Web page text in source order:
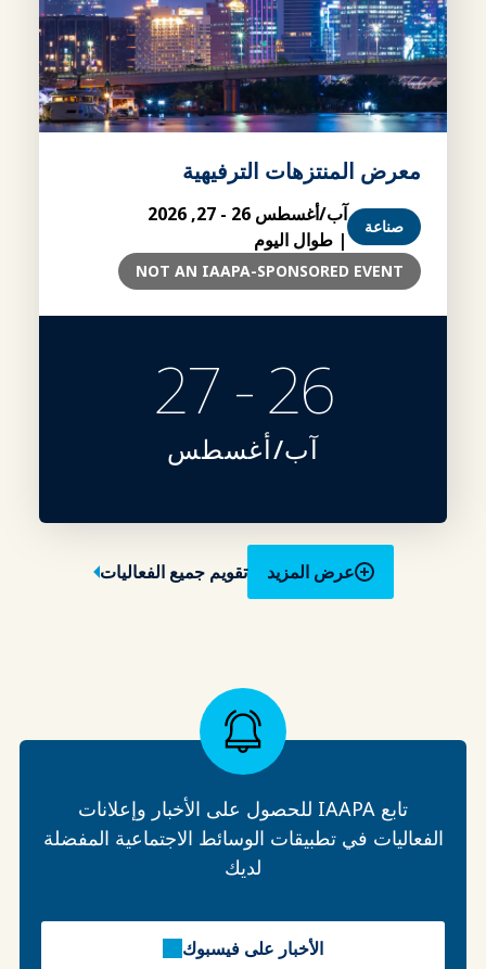
معرض المنتزهات الترفيهية
صناعة
آب/أغسطس 26 - 27, 2026
| طوال اليوم
NOT AN IAAPA-SPONSORED EVENT
26 - 27
آب/أغسطس
عرض المزيد تقويم جميع الفعاليات
تابع IAAPA للحصول على الأخبار وإعلانات
الفعاليات في تطبيقات الوسائط الاجتماعية المفضلة
لديك
الأخبار على فيسبوك